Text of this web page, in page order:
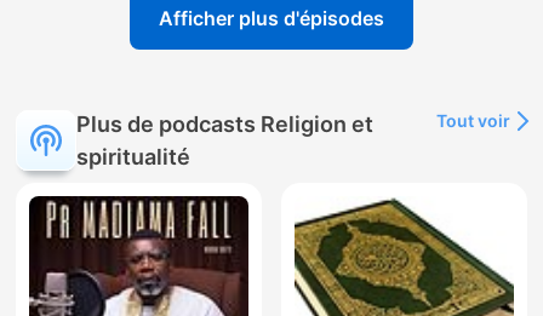
Afficher plus d'épisodes
Plus de podcasts Religion et
spiritualité
Tout voir